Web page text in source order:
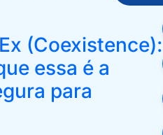
(Coexistence):
essa é a
para